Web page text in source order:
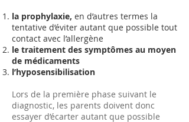
la prophylaxie, en d’autres termes la
tentative d’éviter autant que possible tout
contact avec l’allergène
le traitement des symptômes au moyen
de médicaments
l’hyposensibilisation
Lors de la première phase suivant le
diagnostic, les parents doivent donc
essayer d’écarter autant que possible